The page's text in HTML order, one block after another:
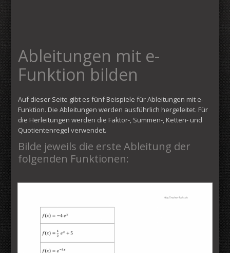
Ableitungen mit e-
Funktion bilden
Auf dieser Seite gibt es fünf Beispiele für Ableitungen mit e-
Funktion. Die Ableitungen werden ausführlich hergeleitet. Für
die Herleitungen werden die Faktor-, Summen-, Ketten- und
Quotientenregel verwendet.
Bilde jeweils die erste Ableitung der
folgenden Funktionen: